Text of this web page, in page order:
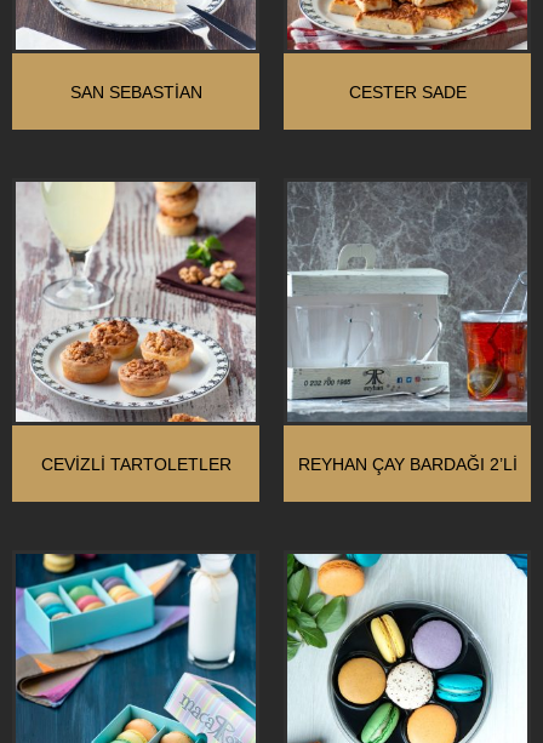
SAN SEBASTIAN CESTER SADE
CEVIZLI TARTOLETLER REYHAN ÇAY BARDAĞI 2’LI